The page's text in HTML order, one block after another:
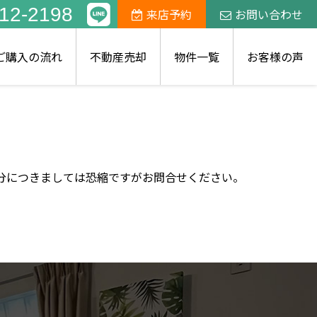
2198 来店予約 お問い合わせ
購入の流れ 不動産売却 物件一覧 お客様の声
つきましては恐縮ですがお問合せください。